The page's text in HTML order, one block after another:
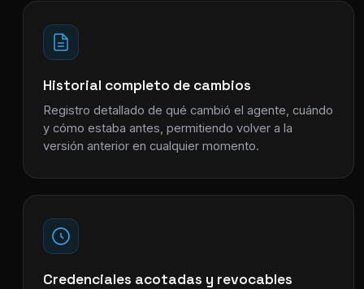
Historial completo de cambios
Registro detallado de qué cambió el agente, cuándo
y cómo estaba antes, permitiendo volver a la
versión anterior en cualquier momento.
Credenciales acotadas y revocables